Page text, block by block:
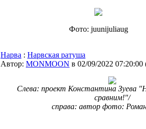
Фото: juunijuliaug
Нарва : Нарвская ратуша
Автор: MONMOON в 02/09/2022 07:20:00
Слева: проект Константина Зуева
сравним!"/
справа: автор фото: